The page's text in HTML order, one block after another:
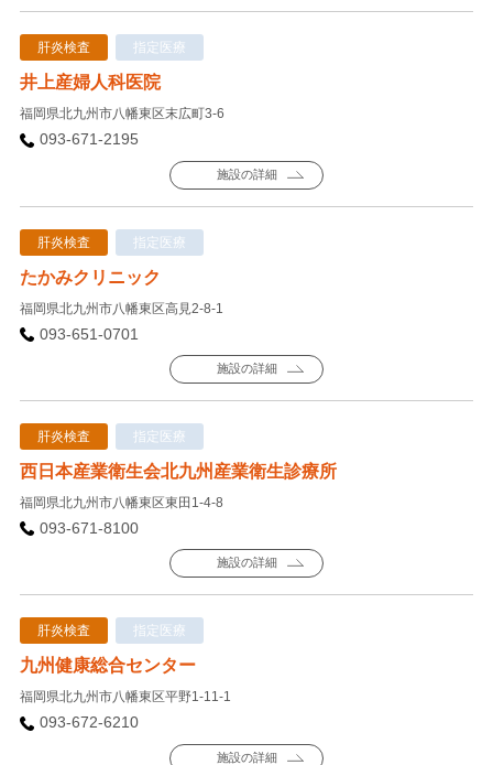
肝炎検査 指定医療
井上産婦人科医院
福岡県北九州市八幡東区末広町3-6
093-671-2195
施設の詳細
肝炎検査 指定医療
たかみクリニック
福岡県北九州市八幡東区高見2-8-1
093-651-0701
施設の詳細
肝炎検査 指定医療
西日本産業衛生会北九州産業衛生診療所
福岡県北九州市八幡東区東田1-4-8
093-671-8100
施設の詳細
肝炎検査 指定医療
九州健康総合センター
福岡県北九州市八幡東区平野1-11-1
093-672-6210
施設の詳細